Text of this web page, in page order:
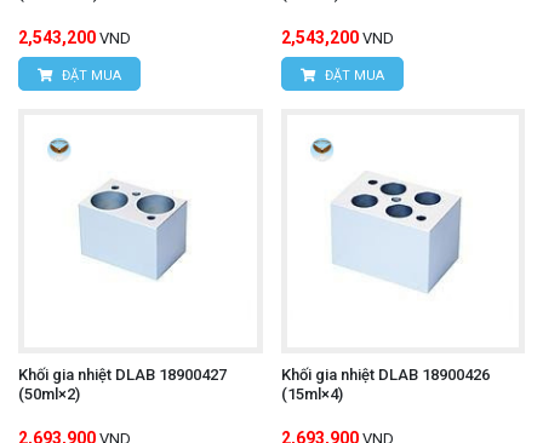
2,543,200 VND
ĐẶT MUA
2,543,200 VND
ĐẶT MUA
Khối gia nhiệt DLAB 18900427
(50ml×2)
2,693,900 VND
Khối gia nhiệt DLAB 18900426
(15ml×4)
2,693,900 VND